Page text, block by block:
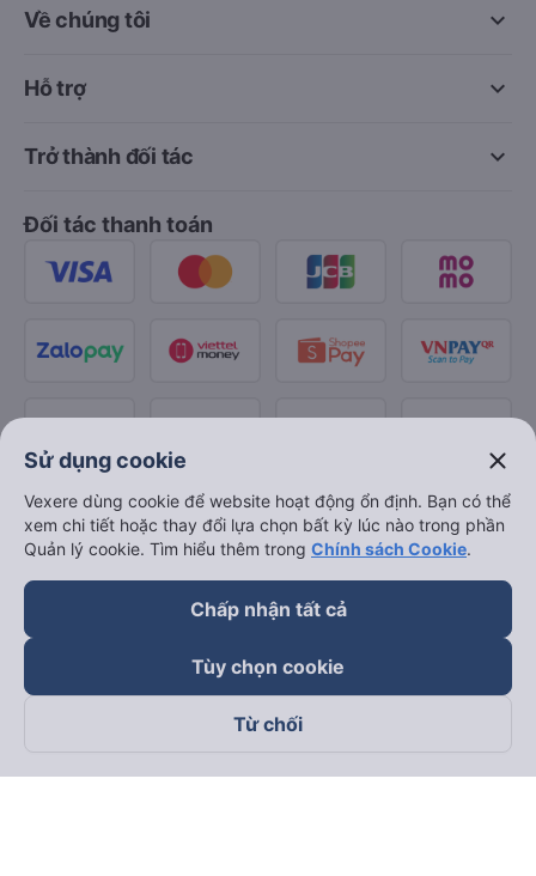
keyboard_arrow_down
Về chúng tôi
keyboard_arrow_down
Hỗ trợ
keyboard_arrow_down
Trở thành đối tác
Đối tác thanh toán
Theo dõi chúng tôi trên
Sử dụng cookie close
Vexere dùng cookie để website hoạt động ổn định. Bạn có thể
xem chi tiết hoặc thay đổi lựa chọn bất kỳ lúc nào trong phần
Quản lý cookie. Tìm hiểu thêm trong Chính sách Cookie.
Chấp nhận tất cả
Tùy chọn cookie
Từ chối